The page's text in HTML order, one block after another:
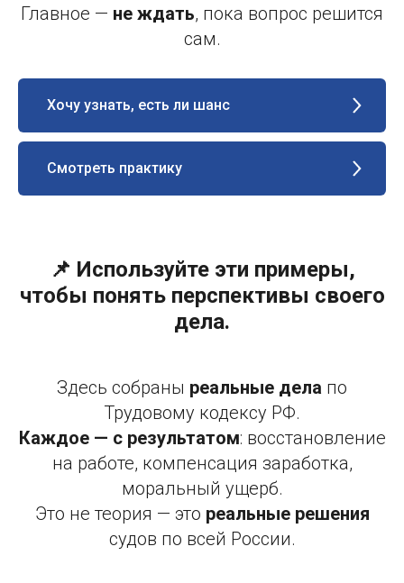
Главное — не ждать, пока вопрос решится
сам.
Хочу узнать, есть ли шанс
Смотреть практику
📌 Используйте эти примеры,
чтобы понять перспективы своего
дела.
Здесь собраны реальные дела по
Трудовому кодексу РФ.
Каждое — с результатом: восстановление
на работе, компенсация заработка,
моральный ущерб.
Это не теория — это реальные решения
судов по всей России.